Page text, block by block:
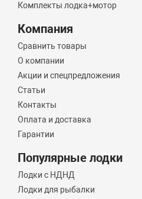
Комплекты лодка+мотор
Компания
Сравнить товары
О компании
Акции и спецпредложения
Статьи
Контакты
Оплата и доставка
Гарантии
Популярные лодки
Лодки с НДНД
Лодки для рыбалки